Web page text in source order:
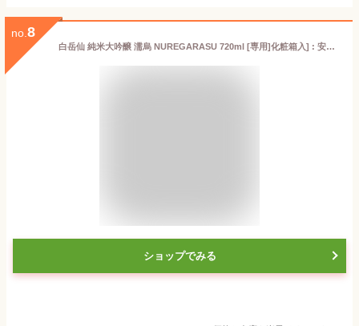
no. 8
白岳仙 純米大吟醸 濡烏 NUREGARASU 720ml [専用]化粧箱入] : 安本酒造 白岳仙 日本酒 お酒 地酒 福井 純米 大吟醸 福井県特別栽培 吟のさと ハクガクセン ヌレガラス 四合瓶 冷酒 晩酌 家飲み 飲み比べ お試し お祝 お礼 記念日 ギフト プレゼント 贈答 お歳暮 お正月
ショップでみる